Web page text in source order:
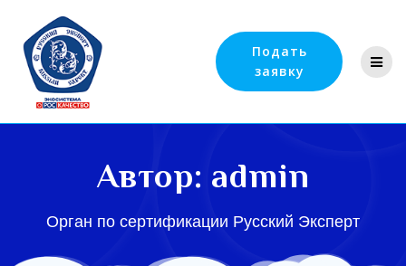
Подать
заявку
Автор: admin
Орган по сертификации Русский Эксперт